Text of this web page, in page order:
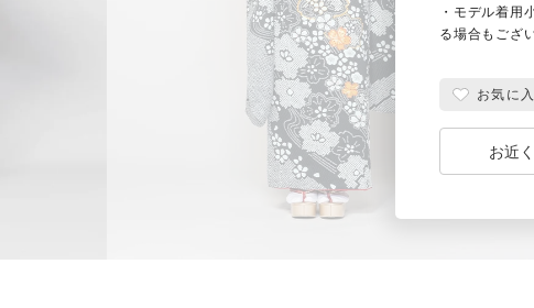
・モデル着用
る場合もござ
お気に
お近